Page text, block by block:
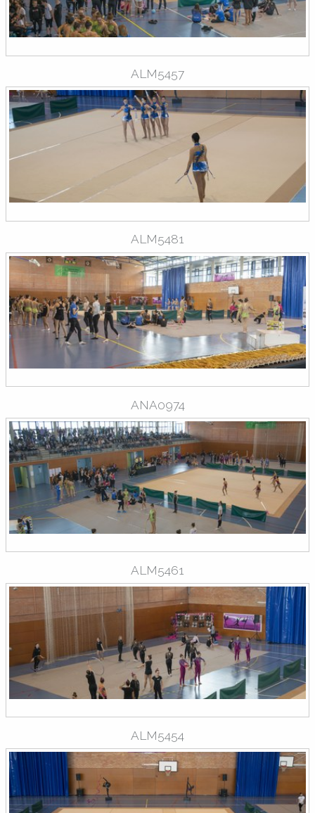
ALM5457
ALM5481
ANA0974
ALM5461
ALM5454